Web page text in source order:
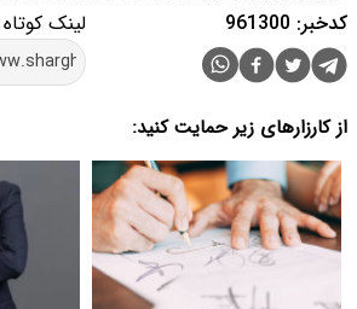
لینک کوتاه کدخبر: 961300
از کارزارهای زیر حمایت کنید: